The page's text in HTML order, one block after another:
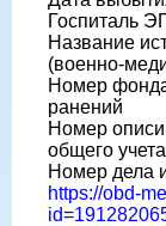
Госпиталь
Название
(военно-
Номер
ранений
Номер
общего учета
Номер дела
https://obd-